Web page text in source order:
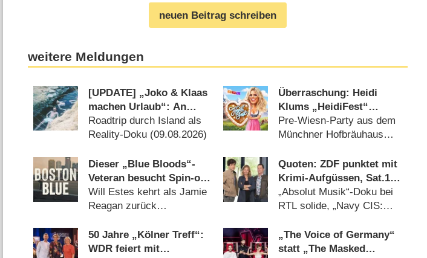
neuen Beitrag schreiben
weitere Meldungen
[UPDATE] „Joko & Klaas
machen Urlaub“: An
diesem Tag startet die
neue Sendung des
Roadtrip durch Island als
Reality-Doku (09.08.2026)
Überraschung: Heidi
Klums „HeidiFest“
wechselt zu RTL
Pre-Wiesn-Party aus dem
Münchner Hofbräuhaus
(08.08.2026)
Dieser „Blue Bloods“-
Veteran besucht Spin-off
„Boston Blue“
Will Estes kehrt als Jamie
Reagan zurück
Quoten: ZDF punktet mit
Krimi-Aufgüssen, Sat.1
mit Zweitliga-Auftakt
„Absolut Musik“-Doku bei
RTL solide, „Navy CIS:
Eins (08.08.2026)
50 Jahre „Kölner Treff“:
WDR feiert mit
„The Voice of Germany“
statt „The Masked